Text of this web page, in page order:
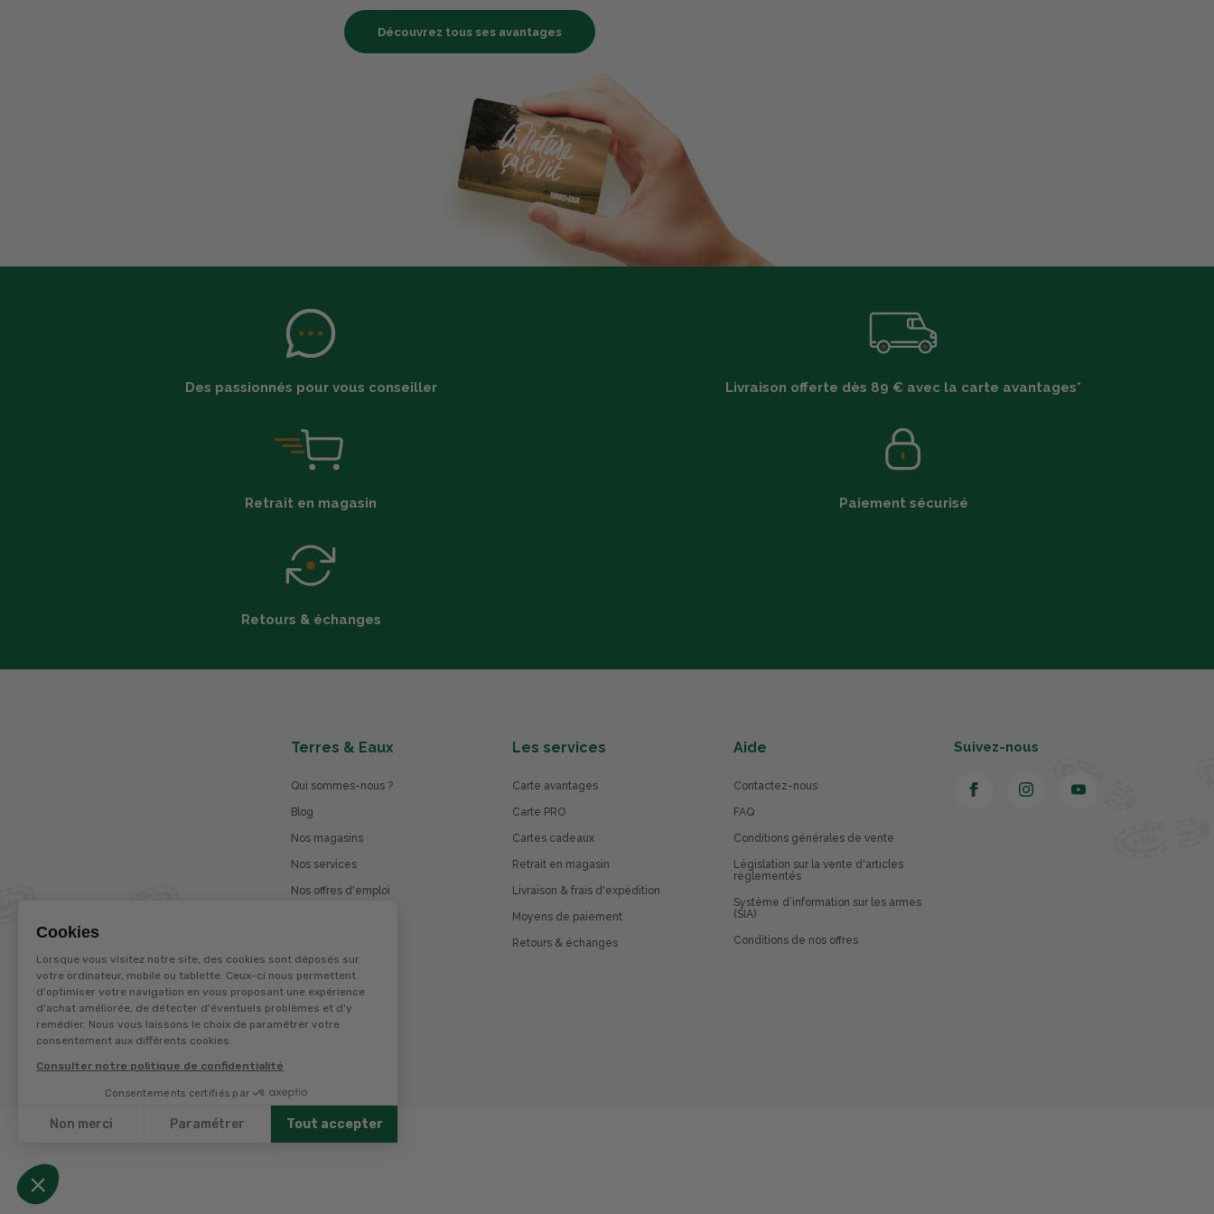
Cookies
Lorsque vous visitez notre site, des cookies sont déposés sur
votre ordinateur, mobile ou tablette. Ceux-ci nous permettent
d'optimiser votre navigation en vous proposant une expérience
d'achat améliorée, de détecter d'éventuels problèmes et d'y
remédier. Nous vous laissons le choix de paramétrer votre
consentement aux différents cookies.
Consulter notre politique de confidentialité
Consentements certifiés par
Non merci Paramétrer Tout accepter
Plateforme de Gestion du Consentement : Personnalisez vos Options
Notre plateforme vous permet d'adapter et de gérer vos paramètres de confidentialité, en garantissant la conformité avec les réglementations. Personnalisez vos
Découvrez tous ses avantages
Des passionnés pour vous conseiller Livraison offerte dès 89 € avec la carte avantages*
Retrait en magasin Paiement sécurisé
Retours & échanges
Terres & Eaux
Qui sommes-nous ?
Blog
Nos magasins
Nos services
Nos offres d'emploi
La marque Terzéo
Les services
Carte avantages
Carte PRO
Cartes cadeaux
Retrait en magasin
Livraison & frais d'expédition
Moyens de paiement
Retours & échanges
Aide
Contactez-nous
FAQ
Conditions générales de vente
Législation sur la vente d'articles
réglementés
Système d’information sur les armes
(SIA)
Conditions de nos offres
Suivez-nous
© Terres et eaux 2026
Politique de confidentialité